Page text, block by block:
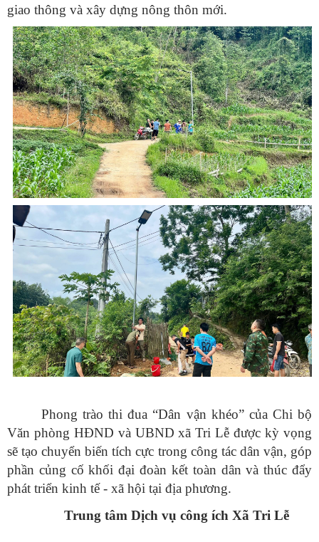
giao thông và xây dựng nông thôn mới.
Phong trào thi đua “Dân vận khéo” của Chi bộ
Văn phòng HĐND và UBND xã Tri Lễ được kỳ vọng
sẽ tạo chuyển biến tích cực trong công tác dân vận, góp
phần củng cố khối đại đoàn kết toàn dân và thúc đẩy
phát triển kinh tế - xã hội tại địa phương.
Trung tâm Dịch vụ công ích Xã Tri Lễ